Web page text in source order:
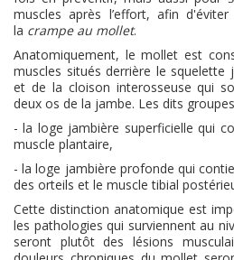
muscles après l’effort, afin
la crampe au mollet.
Anatomiquement, le mollet est
muscles situés derrière le squelette
et de la cloison interosseuse qui
deux os de la jambe. Les dits
- la loge jambière superficielle qui
muscle plantaire,
- la loge jambière profonde qui
des orteils et le muscle tibial
Cette distinction anatomique est
les pathologies qui surviennent au
seront plutôt des lésions